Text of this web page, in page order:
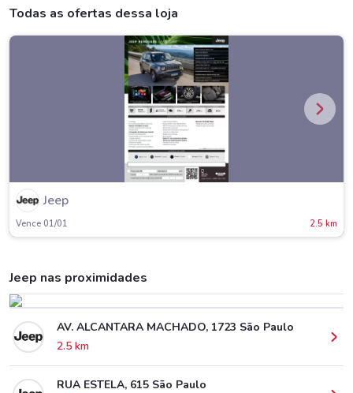
Todas as ofertas dessa loja
Jeep
Vence 01/01 2.5 km
Jeep nas proximidades
AV. ALCANTARA MACHADO, 1723 São Paulo
2.5 km
RUA ESTELA, 615 São Paulo